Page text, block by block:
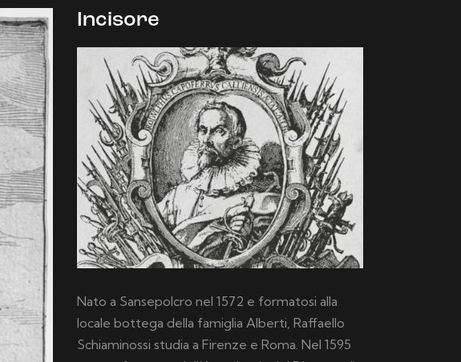
Incisore
Nato a Sansepolcro nel 1572 e formatosi alla
locale bottega della famiglia Alberti, Raffaello
Schiaminossi studia a Firenze e Roma. Nel 1595